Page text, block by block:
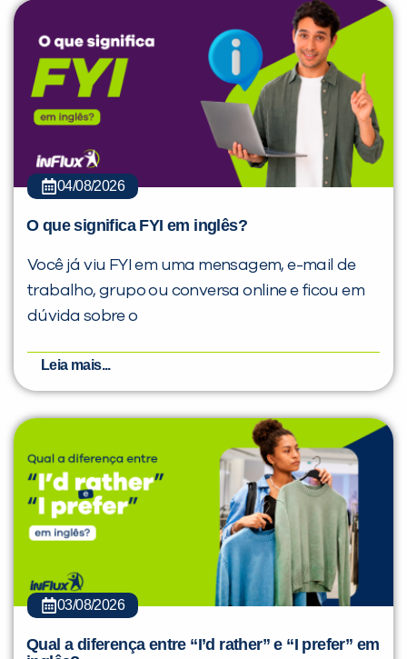
04/08/2026
O que significa FYI em inglês?
Você já viu FYI em uma mensagem, e-mail de
trabalho, grupo ou conversa online e ficou em
dúvida sobre o
Leia mais...
03/08/2026
Qual a diferença entre “I’d rather” e “I prefer” em